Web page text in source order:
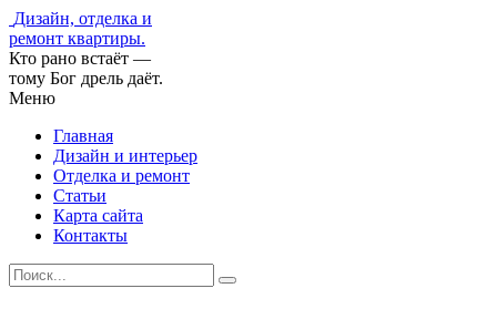
Дизайн, отделка и
ремонт квартиры.
Кто рано встаёт —
тому Бог дрель даёт.
Меню
Главная
Дизайн и интерьер
Отделка и ремонт
Статьи
Карта сайта
Контакты